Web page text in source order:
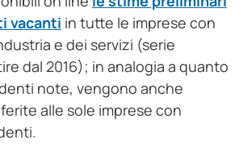
vacanti in tutte le imprese con
e dei servizi (serie
dal 2016); in analogia a quanto
note, vengono anche
alle sole imprese con